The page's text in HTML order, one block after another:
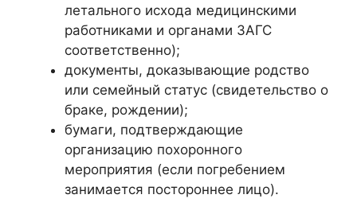
летального исхода медицинскими
работниками и органами ЗАГС
соответственно);
документы, доказывающие родство
или семейный статус (свидетельство о
браке, рождении);
бумаги, подтверждающие
организацию похоронного
мероприятия (если погребением
занимается постороннее лицо).